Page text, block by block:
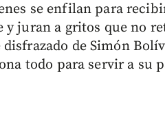
se enfilan para
y juran a gritos que no
de Simón
todo para servir a su